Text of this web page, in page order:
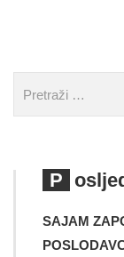
SAJAM